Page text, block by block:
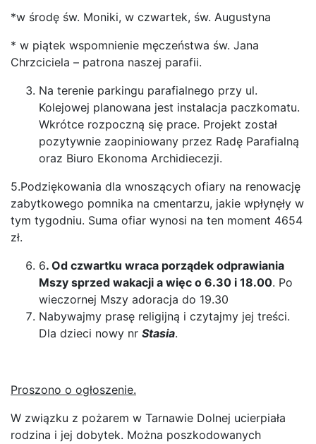
*w środę św. Moniki, w czwartek, św. Augustyna
* w piątek wspomnienie męczeństwa św. Jana
Chrzciciela – patrona naszej parafii.
Na terenie parkingu parafialnego przy ul.
Kolejowej planowana jest instalacja paczkomatu.
Wkrótce rozpoczną się prace. Projekt został
pozytywnie zaopiniowany przez Radę Parafialną
oraz Biuro Ekonoma Archidiecezji.
5.Podziękowania dla wnoszących ofiary na renowację
zabytkowego pomnika na cmentarzu, jakie wpłynęły w
tym tygodniu. Suma ofiar wynosi na ten moment 4654
zł.
6. Od czwartku wraca porządek odprawiania
Mszy sprzed wakacji a więc o 6.30 i 18.00. Po
wieczornej Mszy adoracja do 19.30
Nabywajmy prasę religijną i czytajmy jej treści.
Dla dzieci nowy nr Stasia.
Proszono o ogłoszenie.
W związku z pożarem w Tarnawie Dolnej ucierpiała
rodzina i jej dobytek. Można poszkodowanych